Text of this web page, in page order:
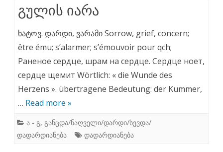
გულის იარა
ხატოვ. დარდი, ვარამი Sorrow, grief, concern;
être ému; s’alarmer; s’émouvoir pour qch;
Раненое сердце, шрам на сердце. Сердце ноет,
сердце щемит Wörtlich: « die Wunde des
Herzens ». übertragene Bedeutung: der Kummer,
… Read more »
ა - გ, განცდა/ნაღველი/დარდი/სევდა/
დადარდიანება
დადარდიანება